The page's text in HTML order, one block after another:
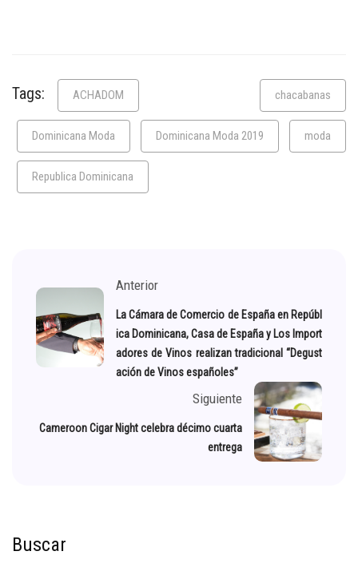
Tags: ACHADOM chacabanas
Dominicana Moda Dominicana Moda 2019 moda
Republica Dominicana
Anterior
La Cámara de Comercio de España en Repúbl
ica Dominicana, Casa de España y Los Import
adores de Vinos realizan tradicional “Degust
ación de Vinos españoles”
Siguiente
Cameroon Cigar Night celebra décimo cuarta
entrega
Buscar